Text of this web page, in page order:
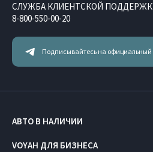
Подписывайтесь на официальный
СЛУЖБА КЛИЕНТСКОЙ
8-800-550-00-20
АВТО В НАЛИЧИИ
VOYAH ДЛЯ БИЗНЕСА